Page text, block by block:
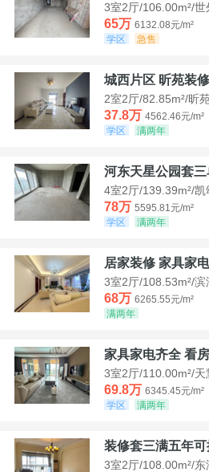
3室2厅/106.00m²/世
65万 6132.08元/m²
学区
急售
城西片区 昕苑装
2室2厅/82.85m²/昕
37.8万 4562.46元/m²
学区
满两年
河东天星公园套
4室2厅/139.39m²/凯
78万 5595.81元/m²
学区
满两年
居家装修 家具家
3室2厅/108.53m²/滨
68万 6265.55元/m²
满两年
家具家电齐全 看
3室2厅/110.00m²/天
69.8万 6345.45元/m²
学区
满两年
装修套三满五年
3室2厅/108.00m²/东